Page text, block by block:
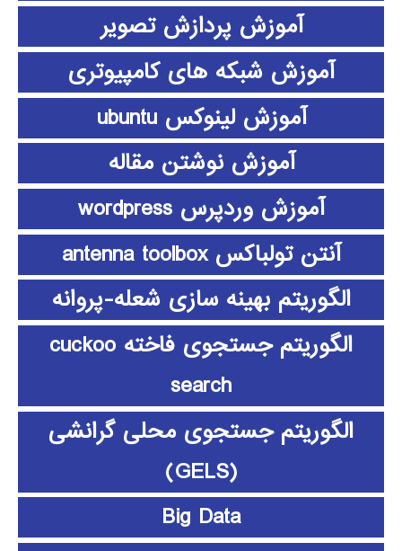
آموزش پردازش تصویر
آموزش شبکه های کامپیوتری
آموزش لینوکس ubuntu
آموزش نوشتن مقاله
آموزش وردپرس wordpress
آنتن تولباکس antenna toolbox
الگوریتم بهینه سازی شعله-پروانه
الگوریتم جستجوی فاخته cuckoo
search
الگوریتم جستجوی محلی گرانشی
(GELS)
Big Data